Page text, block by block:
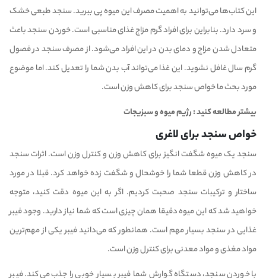
این کتاب‌ها می‌توانید به اهمیت مصرف این میوه پی ببرید. سنجد طبعی خشک
و سرد دارد. بنابراین برای افراد گرم مزاج غذای مناسبی است. خوردن سنجد باعث
متعادل شدن مزاج و دمای بدن در این افراد می‌شود. از مصرف سنجد در فصول
گرم سال غافل نشوید. این غذا می‌تواند آب بدن شما را تعدیل کند. اما موضوع
مورد بحث ما خواص سنجد برای کاهش وزن است.
بیشتر مطالعه کنید :رژیم میوه و سبزیجات
خواص سنجد برای لاغری
سنجد یک میوه شگفت انگیز برای کاهش وزن و کنترل وزن است. اثرات سنجد
در کاهش وزن قطعا شما را خوشحال و شگفت زده خواهد کرد. قبلا در مورد
ساختار و ترکیبات سنجد صحبت کردیم. اگر به این میوه دقت کنید، متوجه
خواهید شد که این میوه دقیقا همان چیزی است که شما نیاز دارید. وجود فیبر
غذایی در سنجد بسیار مهم است. همانطور که می‌دانید فیبر یکی از مهم‌ترین
مواد مغذی و مواد معدنی برای کنترل وزن است.
با خوردن سنجد، دستگاه گوارش شما فیبر بسیار خوبی را جذب می‌کند. فیبر